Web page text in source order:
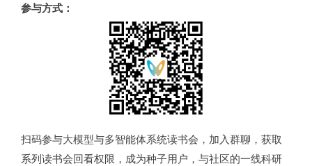
参与方式：
扫码参与大模型与多智能体系统读书会，加入群聊，获取
系列读书会回看权限，成为种子用户，与社区的一线科研